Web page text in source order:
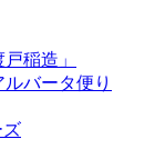
稲造」
バータ便り
ズ